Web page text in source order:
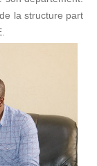
la structure part